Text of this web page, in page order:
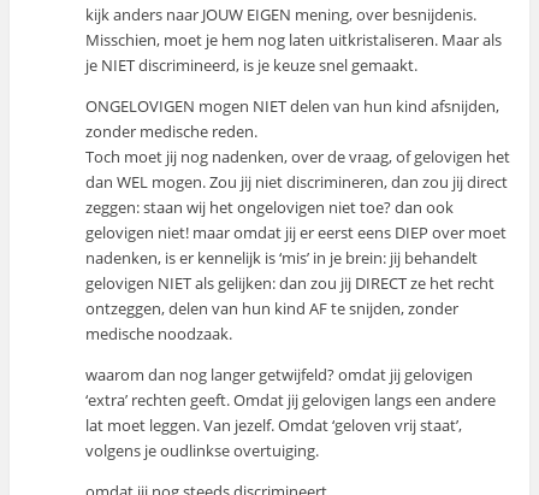
kijk anders naar JOUW EIGEN mening, over besnijdenis.
Misschien, moet je hem nog laten uitkristaliseren. Maar als
je NIET discrimineerd, is je keuze snel gemaakt.
ONGELOVIGEN mogen NIET delen van hun kind afsnijden,
zonder medische reden.
Toch moet jij nog nadenken, over de vraag, of gelovigen het
dan WEL mogen. Zou jij niet discrimineren, dan zou jij direct
zeggen: staan wij het ongelovigen niet toe? dan ook
gelovigen niet! maar omdat jij er eerst eens DIEP over moet
nadenken, is er kennelijk is ‘mis’ in je brein: jij behandelt
gelovigen NIET als gelijken: dan zou jij DIRECT ze het recht
ontzeggen, delen van hun kind AF te snijden, zonder
medische noodzaak.
waarom dan nog langer getwijfeld? omdat jij gelovigen
‘extra’ rechten geeft. Omdat jij gelovigen langs een andere
lat moet leggen. Van jezelf. Omdat ‘geloven vrij staat’,
volgens je oudlinkse overtuiging.